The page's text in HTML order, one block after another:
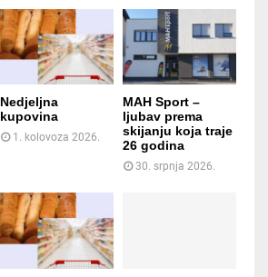
Nedjeljna
kupovina
1. kolovoza 2026.
MAH Sport –
ljubav prema
skijanju koja traje
26 godina
30. srpnja 2026.